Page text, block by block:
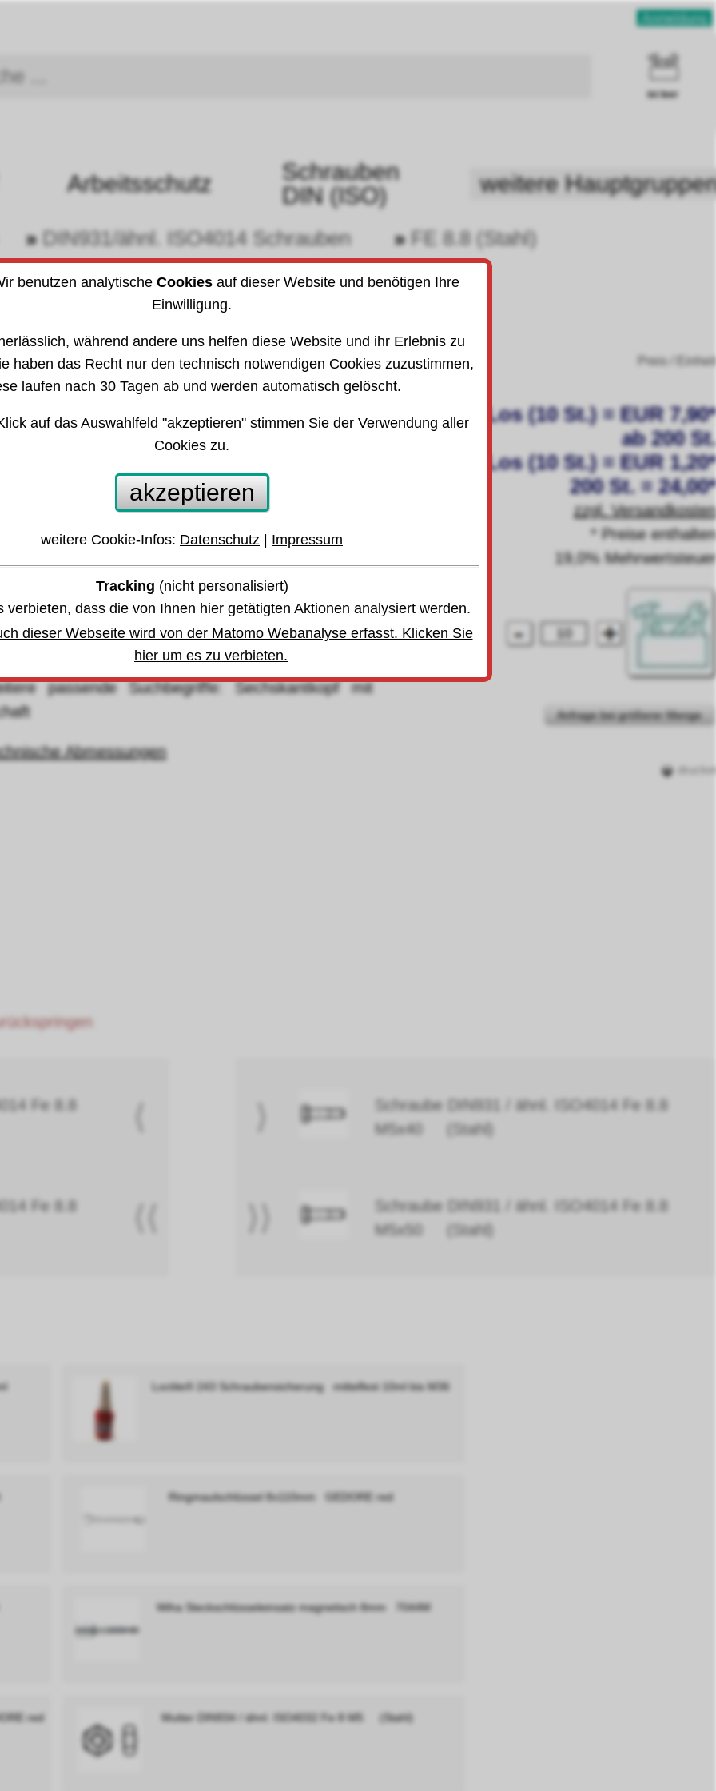
Anmeldung
ist leer
Arbeitsschutz
Schrauben
DIN (ISO)
weitere
» DIN931/ähnl. ISO4014 Schrauben » FE 8.8 (Stahl)
Preis / Einheit
DIN931 / ähnl. ISO4014 Fe 8.8 M5x35
anderen Größen oder Varianten springen:
bis Montag, den 10. August 2026
können die Lieferzeit verlängern
passende Suchbegriffe: Sechskantkopf mit
Abmessungen
Los (10 St.) = EUR 7,90*
ab 200 St.
Los (10 St.) = EUR 1,20*
200 St. = 24,00*
zzgl. Versandkosten
* Preise enthalten
19,0% Mehrwertsteuer
Anfrage bei größerer Menge
Fe 8.8
Fe 8.8
Schraube DIN931 / ähnl. ISO4014 Fe 8.8
M5x40 (Stahl)
Schraube DIN931 / ähnl. ISO4014 Fe 8.8
M5x50 (Stahl)
Loctite® 243 Schraubensicherung mittelfest 10ml bis M36
Ringmaulschlüssel 8x110mm GEDORE red
Wiha Steckschlüsseleinsatz magnetisch 8mm 7044M
red Mutter DIN934 / ähnl. ISO4032 Fe 8 M5 (Stahl)
benutzen analytische Cookiesauf dieser Website und benötigen Ihre
Einwilligung.
während andere uns helfen diese Website und ihr Erlebnis zu
haben das Recht nur den technisch notwendigen Cookies zuzustimmen,
laufen nach 30 Tagen ab und werden automatisch gelöscht.
auf das Auswahlfeld "akzeptieren" stimmen Sie der Verwendung aller
Cookies zu.
akzeptieren
weitere Cookie-Infos: Datenschutz Impressum
Tracking (nicht personalisiert)
verbieten, dass die von Ihnen hier getätigten Aktionen analysiert werden.
dieser Webseite wird von der Matomo Webanalyse erfasst. Klicken Sie
hier um es zu verbieten.